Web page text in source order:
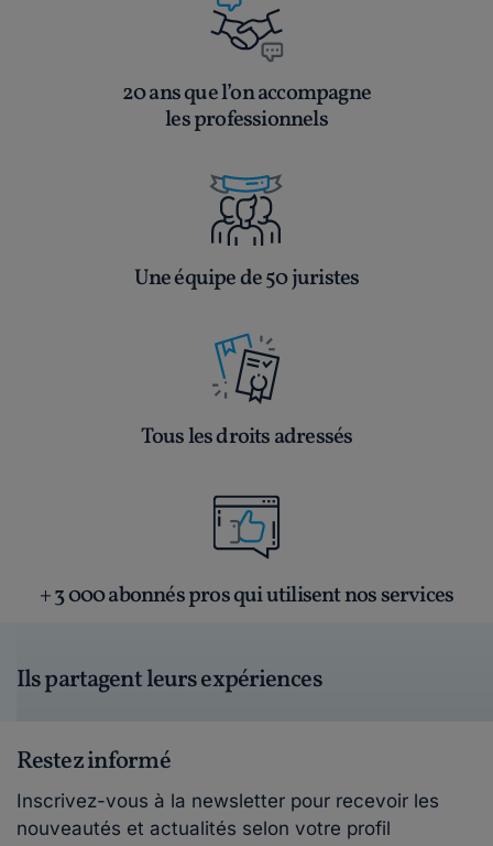
20 ans que l’on accompagne
les professionnels
Une équipe de 50 juristes
Tous les droits adressés
+ 3 000 abonnés pros qui utilisent nos services
Ils partagent leurs expériences
Restez informé
Inscrivez-vous à la newsletter pour recevoir les
nouveautés et actualités selon votre profil